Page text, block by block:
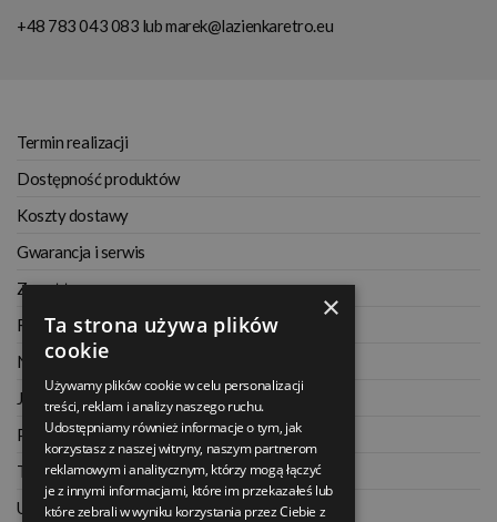
+48 783 043 083 lubmarek@lazienkaretro.eu
Termin realizacji
Dostępność produktów
Koszty dostawy
Gwarancja i serwis
Zwrot towaru
Regulamin
Najczęściej zadawane pytania
Jak kupować na raty
Polityka prywatności
Twoje zamówienia
Ustawienia konta
×
Ta strona używa plików
cookie
Używamy plików cookie w celu personalizacji
treści, reklam i analizy naszego ruchu.
Udostępniamy również informacje o tym, jak
korzystasz z naszej witryny, naszym partnerom
reklamowym i analitycznym, którzy mogą łączyć
je z innymi informacjami, które im przekazałeś lub
które zebrali w wyniku korzystania przez Ciebie z